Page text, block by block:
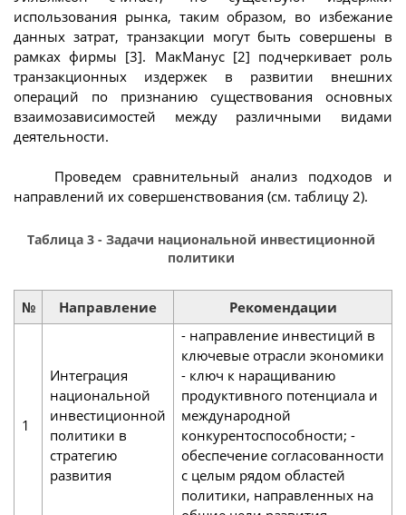
использования рынка, таким образом, во избежание
данных затрат, транзакции могут быть совершены в
рамках фирмы [3]. МакМанус [2] подчеркивает роль
транзакционных издержек в развитии внешних
операций по признанию существования основных
взаимозависимостей между различными видами
деятельности.
Проведем сравнительный анализ подходов и
направлений их совершенствования (см. таблицу 2).
Таблица 3 - Задачи национальной инвестиционной
политики
№ Направление Рекомендации
1
Интеграция
национальной
инвестиционной
политики в
стратегию
развития
- направление инвестиций в
ключевые отрасли экономики
- ключ к наращиванию
продуктивного потенциала и
международной
конкурентоспособности; -
обеспечение согласованности
с целым рядом областей
политики, направленных на